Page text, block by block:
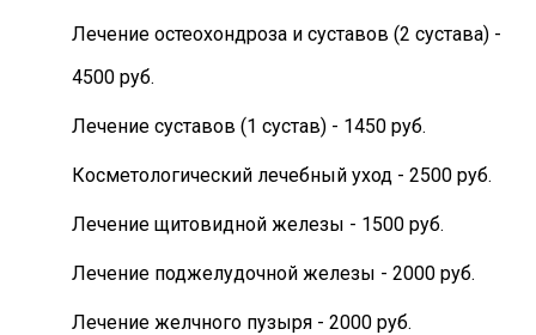
Лечение остеохондроза и суставов (2 сустава) -
4500 руб.
Лечение суставов (1 сустав) - 1450 руб.
Косметологический лечебный уход - 2500 руб.
Лечение щитовидной железы - 1500 руб.
Лечение поджелудочной железы - 2000 руб.
Лечение желчного пузыря - 2000 руб.